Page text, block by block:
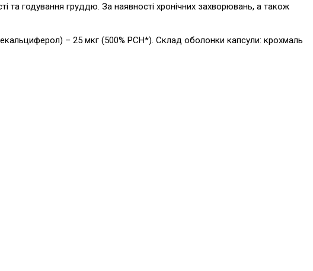
та годування груддю. За наявності хронічних захворювань, а також
– 25 мкг (500% РСН*). Склад оболонки капсули: крохмаль